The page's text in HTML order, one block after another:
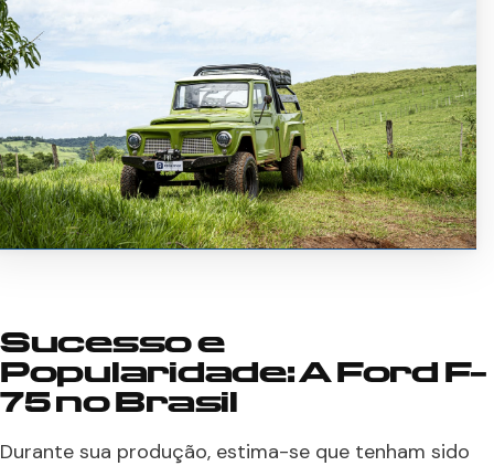
Sucesso e
Popularidade: A Ford F-
75 no Brasil
Durante sua produção, estima-se que tenham sido